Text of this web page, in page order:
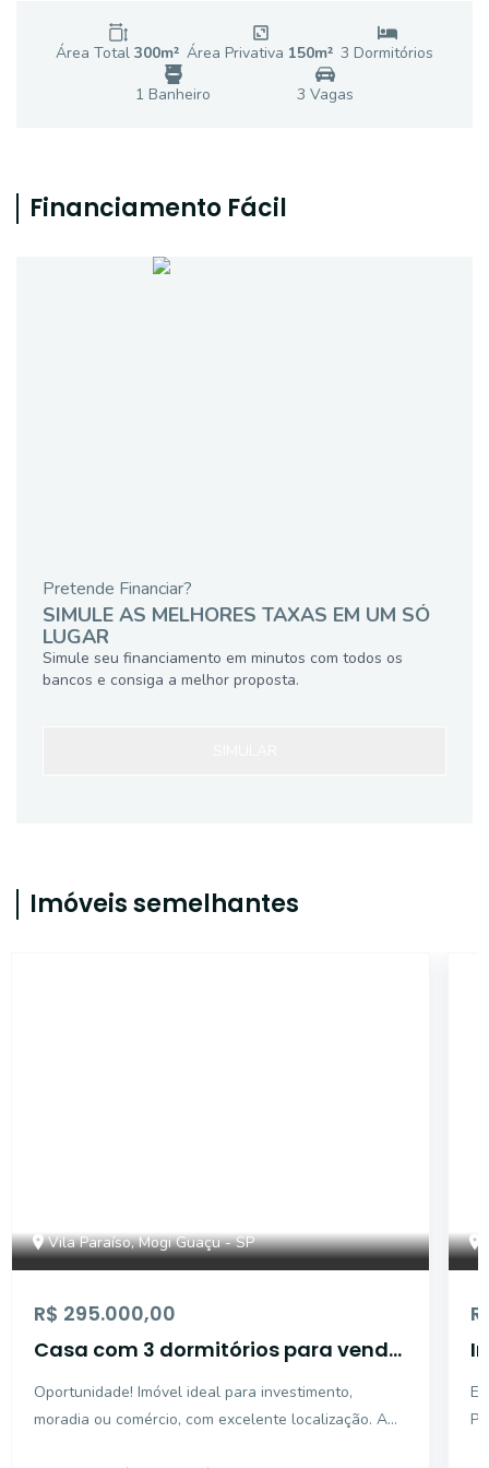
Área Total 300m² Área Privativa 150m² 3 Dormitórios
1 Banheiro 3 Vagas
Financiamento Fácil
Pretende Financiar?
SIMULE AS MELHORES TAXAS EM UM SÓ
LUGAR
Simule seu financiamento em minutos com todos os
bancos e consiga a melhor proposta.
Imóveis semelhantes
Vila Paraíso, Mogi Guaçu - SP
R$ 295.000,00
Casa com 3 dormitórios para venda
Oportunidade! Imóvel ideal para investimento,
moradia ou comércio, com excelente localização. A